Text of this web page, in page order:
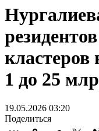
1 до 25
19.05.2026 03:20
Поделиться